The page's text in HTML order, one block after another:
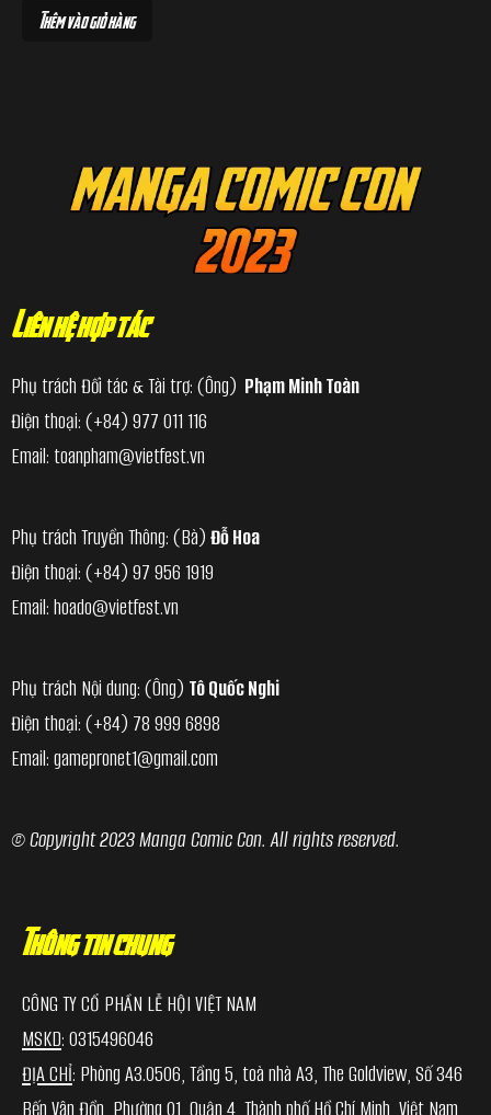
Thêm vào giỏ hàng
Liên hệ hợp tác
Phụ trách Đối tác & Tài trợ: (Ông) Phạm Minh Toàn
Điện thoại: (+84) 977 011 116
Email: toanpham@vietfest.vn
Phụ trách Truyền Thông: (Bà) Đỗ Hoa
Điện thoại: (+84) 97 956 1919
Email: hoado@vietfest.vn
Phụ trách Nội dung: (Ông) Tô Quốc Nghi
Điện thoại: (+84) 78 999 6898
Email: gamepronet1@gmail.com
© Copyright 2023 Manga Comic Con. All rights reserved.
Thông tin chung
CÔNG TY CỔ PHẦN LỄ HỘI VIỆT NAM
MSKD: 0315496046
ĐỊA CHỈ: Phòng A3.0506, Tầng 5, toà nhà A3, The Goldview, Số 346
Bến Vân Đồn, Phường 01, Quận 4, Thành phố Hồ Chí Minh, Việt Nam